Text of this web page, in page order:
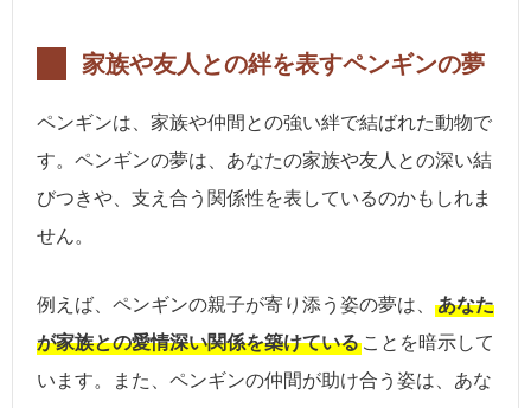
家族や友人との絆を表すペンギンの夢
ペンギンは、家族や仲間との強い絆で結ばれた動物で
す。ペンギンの夢は、あなたの家族や友人との深い結
びつきや、支え合う関係性を表しているのかもしれま
せん。
例えば、ペンギンの親子が寄り添う姿の夢は、
あなた
が家族との愛情深い関係を築けている ことを暗示して
います。また、ペンギンの仲間が助け合う姿は、あな